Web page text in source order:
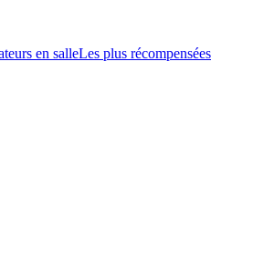
en salleLes plus récompensées